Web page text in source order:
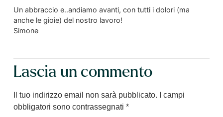
Un abbraccio e..andiamo avanti, con tutti i dolori (ma
anche le gioie) del nostro lavoro!
Simone
Lascia un commento
Il tuo indirizzo email non sarà pubblicato.
I campi
obbligatori sono contrassegnati *